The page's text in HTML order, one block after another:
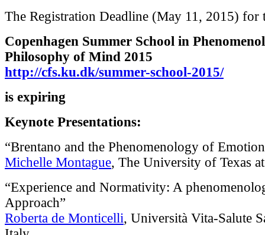
The Registration Deadline (May 11, 2015) for
Copenhagen Summer School in
Philosophy of Mind 2015
http://cfs.ku.dk/summer-school-2015/
is expiring
Keynote Presentations:
“Brentano and the Phenomenology of
Michelle Montague, The University of Texas
“Experience and Normativity: A
Approach”
Roberta de Monticelli, Università Vita-Salute